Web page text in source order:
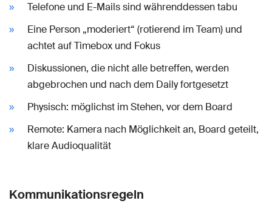
Telefone und E-Mails sind währenddessen tabu
Eine Person „moderiert“ (rotierend im Team) und
achtet auf Timebox und Fokus
Diskussionen, die nicht alle betreffen, werden
abgebrochen und nach dem Daily fortgesetzt
Physisch: möglichst im Stehen, vor dem Board
Remote: Kamera nach Möglichkeit an, Board geteilt,
klare Audioqualität
Kommunikationsregeln